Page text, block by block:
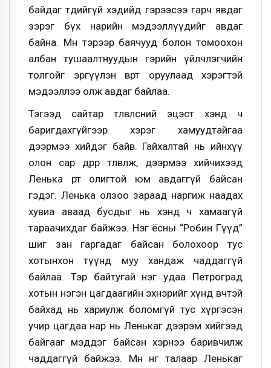
байдаг төдийгүй хэдийд гэрээсээ гарч явдаг
зэрэг бүх нарийн мэдээллүүдийг авдаг
байна. Мөн тэрээр баячууд болон томоохон
албан тушаалтнуудын гэрийн үйлчлэгчийн
толгойг эргүүлэн өвөртөө оруулаад хэрэгтэй
мэдээллээ олж авдаг байлаа.
Тэгээд сайтар төлөвлөсний эцэст хэнд ч
баригдахгүйгээр хэрэг хамуудтайгаа
дээрмээ хийдэг байв. Гайхалтай нь ийнхүү
олон сар өдрөөр төлөвлөж, дээрмээ хийчихээд
Ленька өөртөө олигтой юм авдаггүй байсан
гэдэг. Ленька олзоо зараад наргиж наадах
хувиа аваад бусдыг нь хэнд ч хамаагүй
тараачихдаг байжээ. Нэг ёсны “Робин Гүүд”
шиг зан гаргадаг байсан болохоор тус
хотынхон түүнд муу хандаж чаддаггүй
байлаа. Тэр байтугай нэг удаа Петроград
хотын нэгэн цагдаагийн эхнэрийг хүнд өвчтэй
байхад нь хариулж боломгүй тус хүргэсэн
учир цагдаа нар нь Ленькаг дээрэм хийгээд
байгааг мэддэг байсан хэрнээ баривчилж
чаддаггүй байжээ. Мөн нөгөө талаар Ленькаг